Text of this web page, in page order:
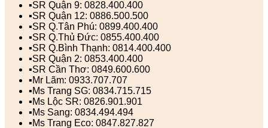
▪️SR Quận 9: 0828.400.400
▪️SR Quận 12: 0886.500.500
▪️SR Q.Tân Phú: 0899.400.400
▪️SR Q.Thủ Đức: 0855.400.400
▪️SR Q.Bình Thạnh: 0814.400.400
▪️SR Quận 2: 0853.400.400
▪️SR Cần Thơ: 0849.600.600
▪️Mr Lãm: 0933.707.707
▪️Ms Trang SG: 0834.715.715
▪️Ms Lộc SR: 0826.901.901
▪️Ms Sang: 0834.494.494
▪️Ms Trang Eco: 0847.827.827